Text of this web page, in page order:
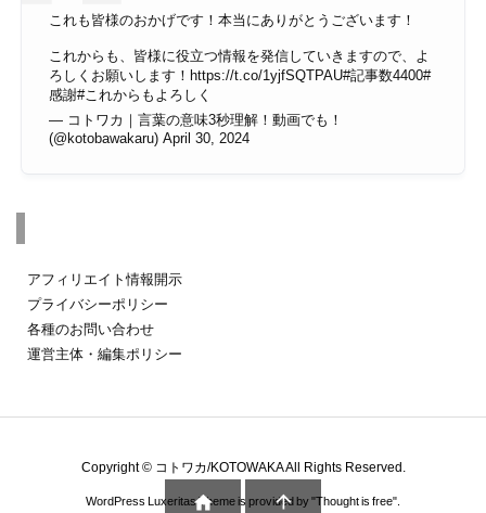
これも皆様のおかげです！本当にありがとうございます！
これからも、皆様に役立つ情報を発信していきますので、よ
ろしくお願いします！ https://t.co/1yjfSQTPAU#記事数4400#
感謝#これからもよろしく
— コトワカ｜言葉の意味3秒理解！動画でも！
(@kotobawakaru) April 30, 2024
アフィリエイト情報開示
プライバシーポリシー
各種のお問い合わせ
運営主体・編集ポリシー
Copyright © コトワカ/KOTOWAKAAll Rights Reserved.
WordPress Luxeritas Theme is provided by "Thought is free".
 